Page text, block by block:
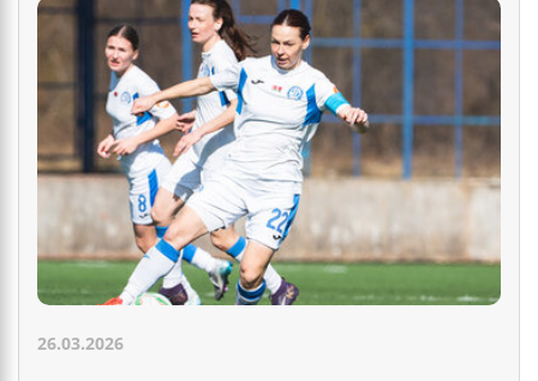
26.03.2026